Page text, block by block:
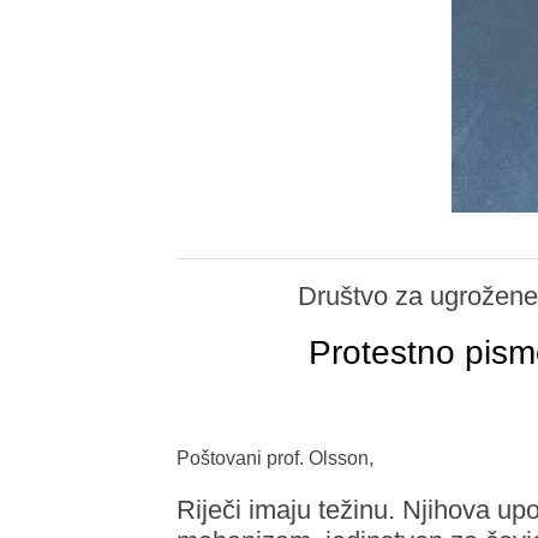
Društvo za
Protestno
Poštovani prof. Olsson,
Riječi imaju težinu. Njihova